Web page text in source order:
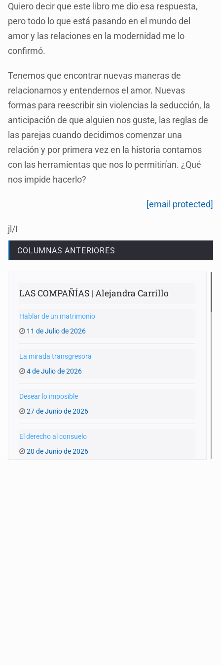
Quiero decir que este libro me dio esa respuesta,
pero todo lo que está pasando en el mundo del
amor y las relaciones en la modernidad me lo
confirmó.
Tenemos que encontrar nuevas maneras de
relacionarnos y entendernos el amor. Nuevas
formas para reescribir sin violencias la seducción, la
anticipación de que alguien nos guste, las reglas de
las parejas cuando decidimos comenzar una
relación y por primera vez en la historia contamos
con las herramientas que nos lo permitirían. ¿Qué
nos impide hacerlo?
[email protected]
jl/I
COLUMNAS ANTERIORES
LAS COMPAÑÍAS | Alejandra Carrillo
Hablar de un matrimonio
11 de Julio de 2026
La mirada transgresora
4 de Julio de 2026
Desear lo imposible
27 de Junio de 2026
El derecho al consuelo
20 de Junio de 2026